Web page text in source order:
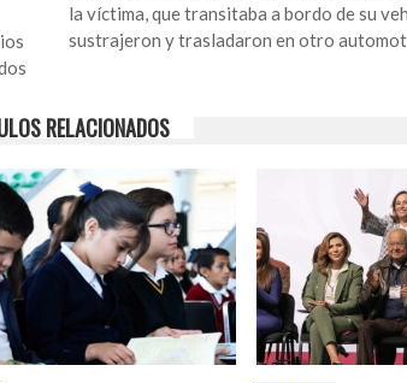
la víctima, que transitaba a bordo de su
sustrajeron y trasladaron en otro
RELACIONADOS